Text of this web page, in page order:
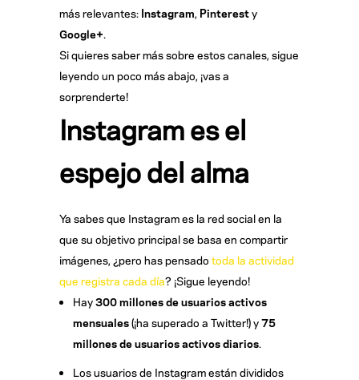
más relevantes: Instagram, Pinteresty
Google+.
Si quieres saber más sobre estos canales, sigue
leyendo un poco más abajo, ¡vas a
sorprenderte!
Instagram es el
espejo del alma
Ya sabes que Instagram es la red social en la
que su objetivo principal se basa en compartir
imágenes, ¿pero has pensado toda la actividad
que registra cada día? ¡Sigue leyendo!
Hay300 millones de usuarios activos
mensuales(¡ha superado a Twitter!) y75
millones de usuarios activos diarios.
Los usuarios de Instagram están divididos